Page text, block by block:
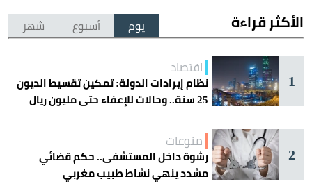
الأكثر قراءة يوم أسبوع شهر
1
اقتصاد
نظام إيرادات الدولة: تمكين تقسيط الديون
25 سنة.. وحالات للإعفاء حتى مليون ريال
2
منوعات
رشوة داخل المستشفى.. حكم قضائي
مشدد ينهي نشاط طبيب مغربي